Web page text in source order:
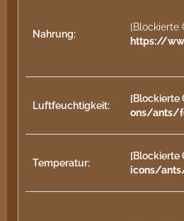
Nahrung:
[Blockierte
https://
Luftfeuchtigkeit:
[Blockierte
ons/ants/
Temperatur:
[Blockierte
icons/